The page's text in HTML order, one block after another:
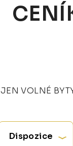
JEN VOLNÉ
Dispozice